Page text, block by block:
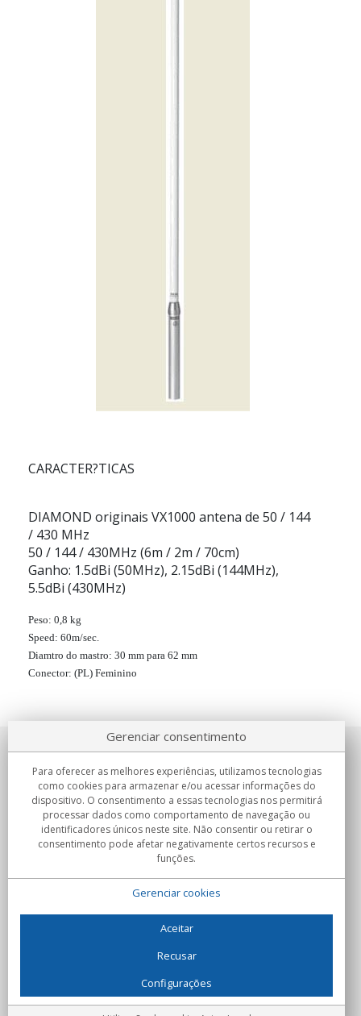
CARACTER?TICAS
DIAMOND originais VX1000 antena de 50 / 144
/ 430 MHz
50 / 144 / 430MHz (6m / 2m / 70cm)
Ganho: 1.5dBi (50MHz), 2.15dBi (144MHz),
5.5dBi (430MHz)
Peso: 0,8 kg
Speed: 60m/sec.
Diamtro do mastro: 30 mm para 62 mm
Conector: (PL) Feminino
Sobre nosotros
Compromissos
Compras
C/Flassaders, 13, Nave 6, 08130 Santa Perpètua de Mogoda
(Barcelona) - Espanha
Gerenciar consentimento
Para oferecer as melhores experiências, utilizamos tecnologias
como cookies para armazenar e/ou acessar informações do
dispositivo. O consentimento a essas tecnologias nos permitirá
processar dados como comportamento de navegação ou
identificadores únicos neste site. Não consentir ou retirar o
consentimento pode afetar negativamente certos recursos e
funções.
Gerenciar cookies
Aceitar
Recusar
Configurações